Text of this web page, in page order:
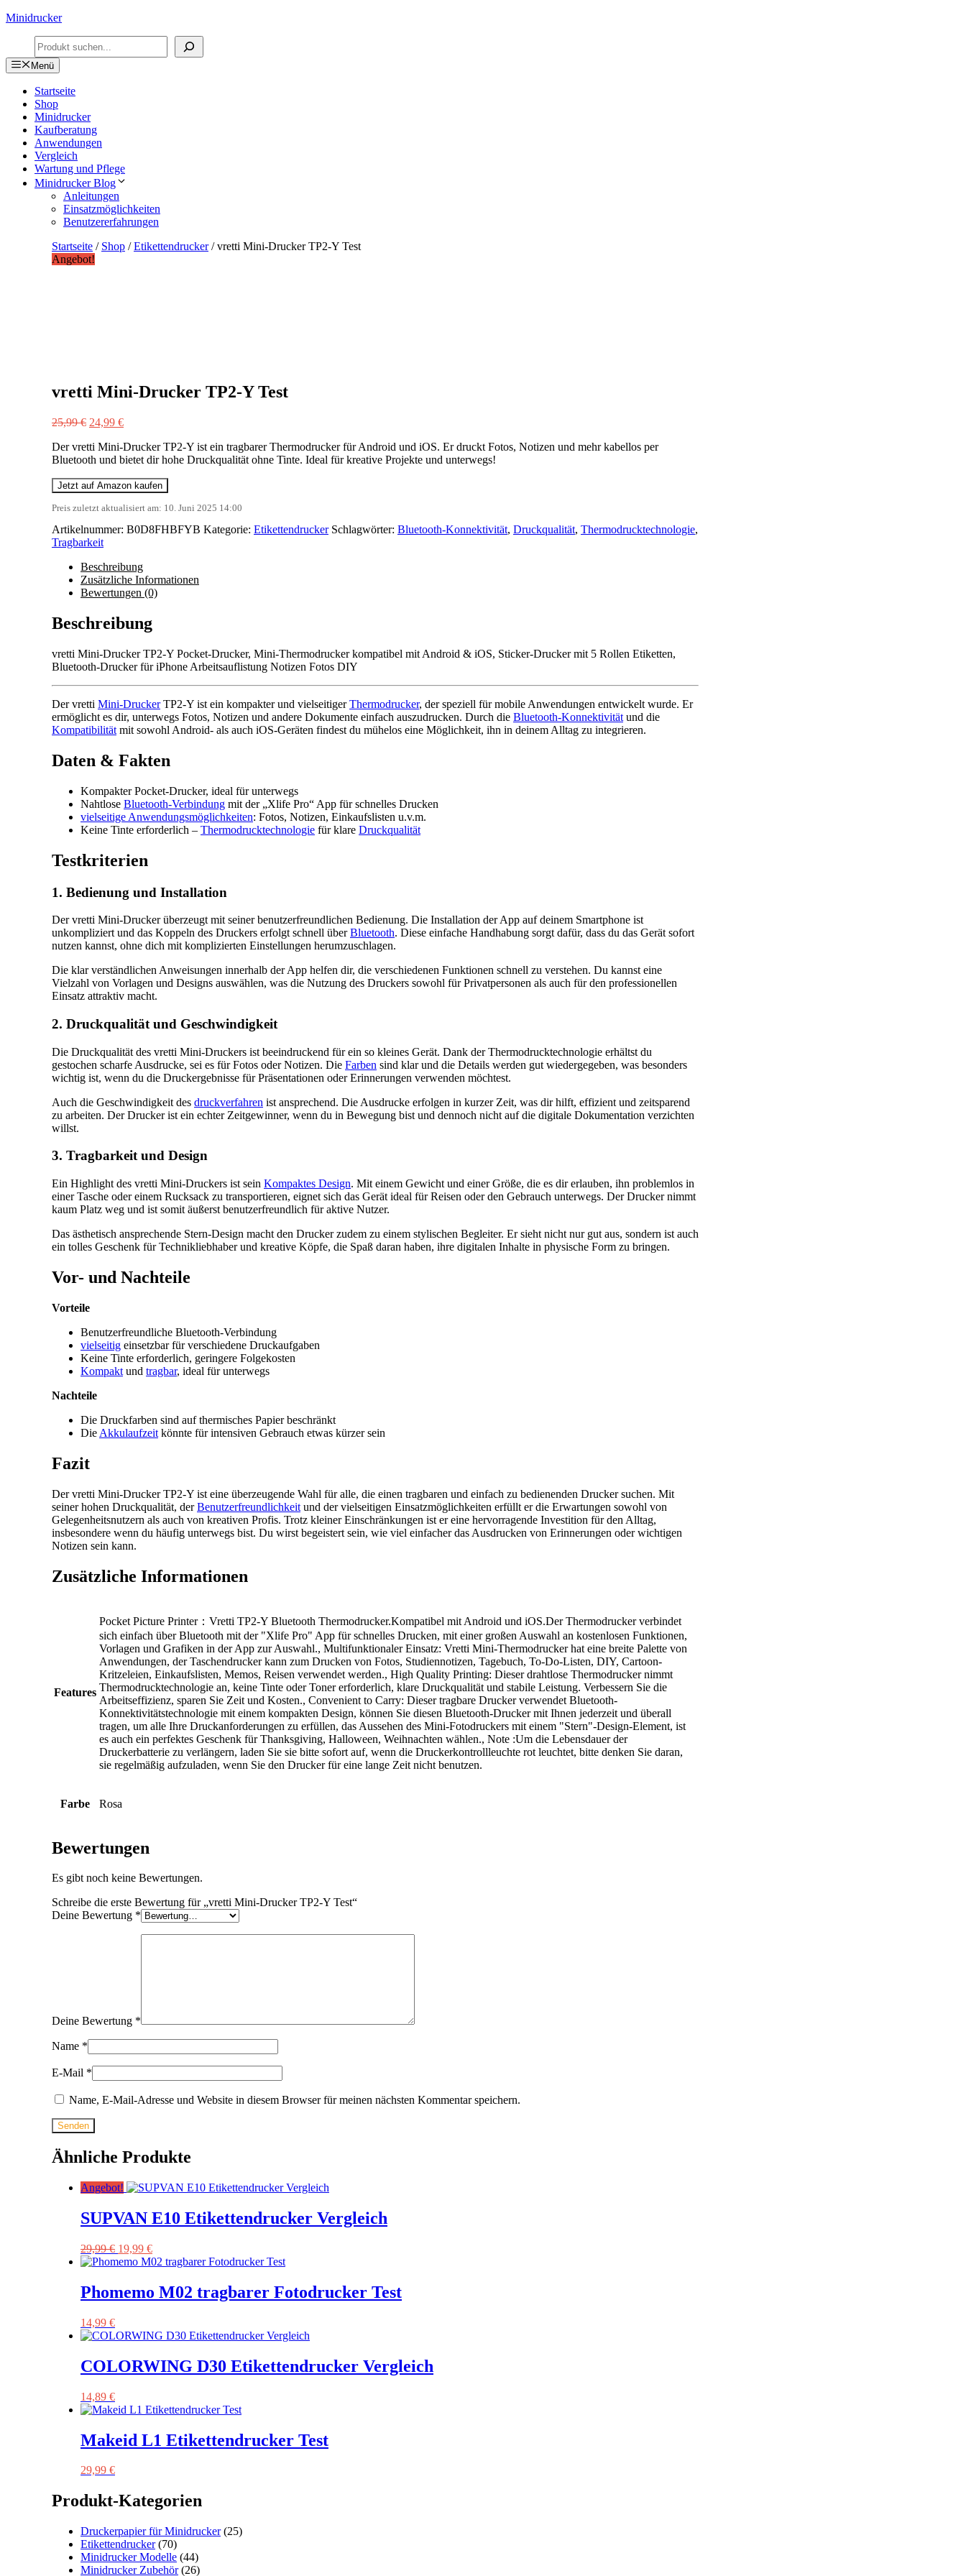
Zum
springen
Minidrucker
Suchen
Menü
Startseite
Shop
Minidrucker
Kaufberatung
Anwendungen
Vergleich
Wartung und Pflege
Minidrucker Blog
Anleitungen
Einsatzmöglichkeiten
Benutzererfahrungen
Startseite / Shop /Etikettendrucker/ vretti Mini-Drucker TP2-Y Test
Angebot!
vretti Mini-Drucker TP2-Y Test
25,99€ Ursprünglicher
war:
25,99 €
24,99 €Aktueller
ist:
24,99 €.
Der vretti Mini-Drucker TP2-Y ist ein tragbarer Thermodrucker für Android und iOS. Er druckt Fotos, Notizen und mehr kabellos per
Bluetooth und bietet dir hohe Druckqualität ohne Tinte. Ideal für kreative Projekte und unterwegs!
Jetzt auf Amazon kaufen
Preis zuletzt aktualisiert am: 10. Juni 2025 14:00
Artikelnummer: B0D8FHBFYB Kategorie: Etikettendrucker Schlagwörter: Bluetooth-Konnektivität, Druckqualität, Thermodrucktechnologie,
Tragbarkeit
Beschreibung
Zusätzliche Informationen
Bewertungen (0)
Beschreibung
vretti Mini-Drucker TP2-Y Pocket-Drucker, Mini-Thermodrucker kompatibel mit Android & iOS, Sticker-Drucker mit 5 Rollen Etiketten,
Bluetooth-Drucker für iPhone Arbeitsauflistung Notizen Fotos DIY
Der vretti Mini-DruckerTP2-Y ist ein kompakter und vielseitigerThermodrucker, der speziell für mobile Anwendungen entwickelt wurde. Er
ermöglicht es dir, unterwegs Fotos, Notizen und andere Dokumente einfach auszudrucken. Durch die Bluetooth-Konnektivität und die
Kompatibilität mit sowohl Android- als auch iOS-Geräten findest du mühelos eine Möglichkeit, ihn in deinem Alltag zu integrieren.
Daten & Fakten
Kompakter Pocket-Drucker, ideal für unterwegs
Nahtlose Bluetooth-Verbindung mit der „Xlife Pro“ App für schnelles Drucken
vielseitige Anwendungsmöglichkeiten: Fotos, Notizen, Einkaufslisten u.v.m.
Keine Tinte erforderlich – Thermodrucktechnologie für klare Druckqualität
Testkriterien
1. Bedienung und Installation
Der vretti Mini-Drucker überzeugt mit seiner benutzerfreundlichen Bedienung. Die Installation der App auf deinem Smartphone ist
unkompliziert und das Koppeln des Druckers erfolgt schnell überBluetooth. Diese einfache Handhabung sorgt dafür, dass du das Gerät sofort
nutzen kannst, ohne dich mit komplizierten Einstellungen herumzuschlagen.
Die klar verständlichen Anweisungen innerhalb der App helfen dir, die verschiedenen Funktionen schnell zu verstehen. Du kannst eine
Vielzahl von Vorlagen und Designs auswählen, was die Nutzung des Druckers sowohl für Privatpersonen als auch für den professionellen
Einsatz attraktiv macht.
2. Druckqualität und Geschwindigkeit
Die Druckqualität des vretti Mini-Druckers ist beeindruckend für ein so kleines Gerät. Dank der Thermodrucktechnologie erhältst du
gestochen scharfe Ausdrucke, sei es für Fotos oder Notizen. Die Farben sind klar und die Details werden gut wiedergegeben, was besonders
wichtig ist, wenn du die Druckergebnisse für Präsentationen oder Erinnerungen verwenden möchtest.
Auch die Geschwindigkeit des druckverfahren ist ansprechend. Die Ausdrucke erfolgen in kurzer Zeit, was dir hilft, effizient und zeitsparend
zu arbeiten. Der Drucker ist ein echter Zeitgewinner, wenn du in Bewegung bist und dennoch nicht auf die digitale Dokumentation verzichten
willst.
3. Tragbarkeit und Design
Ein Highlight des vretti Mini-Druckers ist sein Kompaktes Design. Mit einem Gewicht und einer Größe, die es dir erlauben, ihn problemlos in
einer Tasche oder einem Rucksack zu transportieren, eignet sich das Gerät ideal für Reisen oder den Gebrauch unterwegs. Der Drucker nimmt
kaum Platz weg und ist somit äußerst benutzerfreundlich für aktive Nutzer.
Das ästhetisch ansprechende Stern-Design macht den Drucker zudem zu einem stylischen Begleiter. Er sieht nicht nur gut aus, sondern ist auch
ein tolles Geschenk für Technikliebhaber und kreative Köpfe, die Spaß daran haben, ihre digitalen Inhalte in physische Form zu bringen.
Vor- und Nachteile
Vorteile
Benutzerfreundliche Bluetooth-Verbindung
vielseitig einsetzbar für verschiedene Druckaufgaben
Keine Tinte erforderlich, geringere Folgekosten
Kompakt und tragbar, ideal für unterwegs
Nachteile
Die Druckfarben sind auf thermisches Papier beschränkt
Die Akkulaufzeit könnte für intensiven Gebrauch etwas kürzer sein
Fazit
Der vretti Mini-Drucker TP2-Y ist eine überzeugende Wahl für alle, die einen tragbaren und einfach zu bedienenden Drucker suchen. Mit
seiner hohen Druckqualität, derBenutzerfreundlichkeit und der vielseitigen Einsatzmöglichkeiten erfüllt er die Erwartungen sowohl von
Gelegenheitsnutzern als auch von kreativen Profis. Trotz kleiner Einschränkungen ist er eine hervorragende Investition für den Alltag,
insbesondere wenn du häufig unterwegs bist. Du wirst begeistert sein, wie viel einfacher das Ausdrucken von Erinnerungen oder wichtigen
Notizen sein kann.
Zusätzliche Informationen
Features
Pocket Picture Printer：Vretti TP2-Y Bluetooth Thermodrucker.Kompatibel mit Android und iOS.Der Thermodrucker verbindet
sich einfach über Bluetooth mit der "Xlife Pro" App für schnelles Drucken, mit einer großen Auswahl an kostenlosen Funktionen,
Vorlagen und Grafiken in der App zur Auswahl., Multifunktionaler Einsatz: Vretti Mini-Thermodrucker hat eine breite Palette von
Anwendungen, der Taschendrucker kann zum Drucken von Fotos, Studiennotizen, Tagebuch, To-Do-Listen, DIY, Cartoon-
Kritzeleien, Einkaufslisten, Memos, Reisen verwendet werden., High Quality Printing: Dieser drahtlose Thermodrucker nimmt
Thermodrucktechnologie an, keine Tinte oder Toner erforderlich, klare Druckqualität und stabile Leistung. Verbessern Sie die
Arbeitseffizienz, sparen Sie Zeit und Kosten., Convenient to Carry: Dieser tragbare Drucker verwendet Bluetooth-
Konnektivitätstechnologie mit einem kompakten Design, können Sie diesen Bluetooth-Drucker mit Ihnen jederzeit und überall
tragen, um alle Ihre Druckanforderungen zu erfüllen, das Aussehen des Mini-Fotodruckers mit einem "Stern"-Design-Element, ist
es auch ein perfektes Geschenk für Thanksgiving, Halloween, Weihnachten wählen., Note :Um die Lebensdauer der
Druckerbatterie zu verlängern, laden Sie sie bitte sofort auf, wenn die Druckerkontrollleuchte rot leuchtet, bitte denken Sie daran,
sie regelmäßig aufzuladen, wenn Sie den Drucker für eine lange Zeit nicht benutzen.
Farbe Rosa
Bewertungen
Es gibt noch keine Bewertungen.
Schreibe die erste Bewertung für „vretti Mini-Drucker TP2-Y Test“
Deine Bewertung *
Deine Bewertung *
Name *
E-Mail *
Name, E-Mail-Adresse und Website in diesem Browser für meinen nächsten Kommentar speichern.
Ähnliche Produkte
Angebot!
SUPVAN E10 Etikettendrucker Vergleich
29,99€ Ursprünglicher
Preis
19,99 €Aktueller
Preis
19,99 €.
Phomemo M02 tragbarer Fotodrucker Test
14,99 €
COLORWING D30 Etikettendrucker Vergleich
14,89 €
Makeid L1 Etikettendrucker Test
29,99 €
Produkt-Kategorien
Druckerpapier für Minidrucker (25)
Etikettendrucker (70)
Minidrucker Modelle (44)
Minidrucker Zubehör (26)